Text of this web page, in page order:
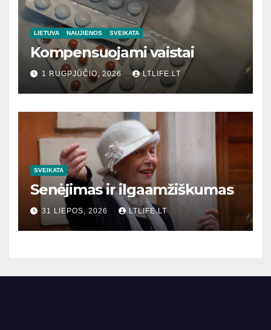
LIETUVA NAUJIENOS SVEIKATA
Kompensuojami vaistai
1 RUGPJŪČIO, 2026 LTLIFE.LT
SVEIKATA
Senėjimas ir ilgaamžiškumas
31 LIEPOS, 2026 LTLIFE.LT